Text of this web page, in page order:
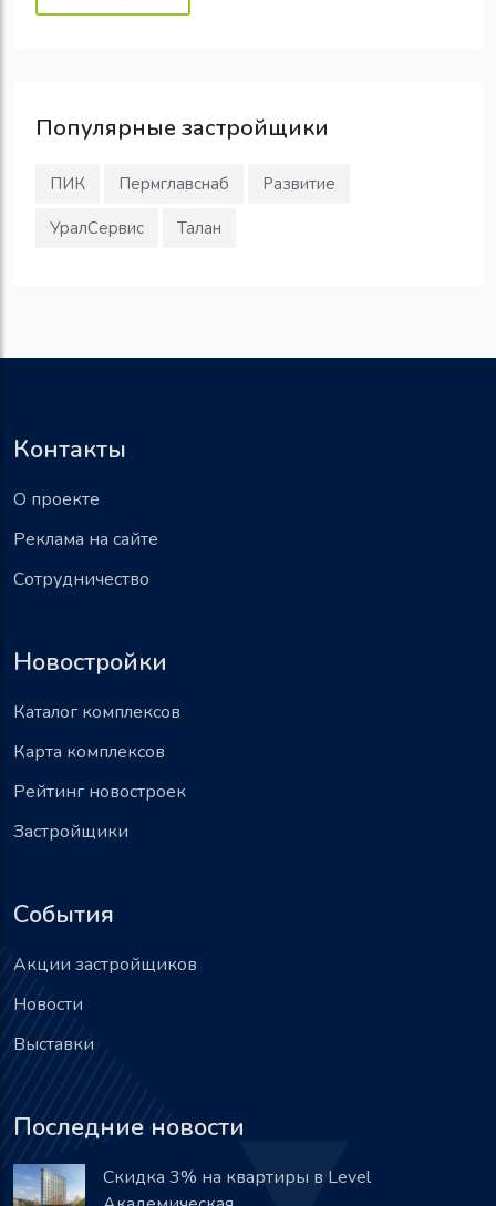
Популярные застройщики
ПИК Пермглавснаб
Развитие
УралСервис
Талан
Контакты
О проекте
Реклама на сайте
Сотрудничество
Новостройки
Каталог комплексов
Карта комплексов
Рейтинг новостроек
Застройщики
События
Акции застройщиков
Новости
Выставки
Последние новости
Скидка 3% на квартиры в Level